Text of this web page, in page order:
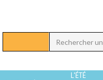
L'ÉTÉ